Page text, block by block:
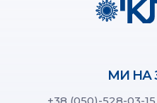
МИ НА